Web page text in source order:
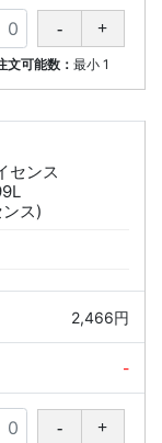
文可能数：最小 1
センス
ス)
2,466円
-